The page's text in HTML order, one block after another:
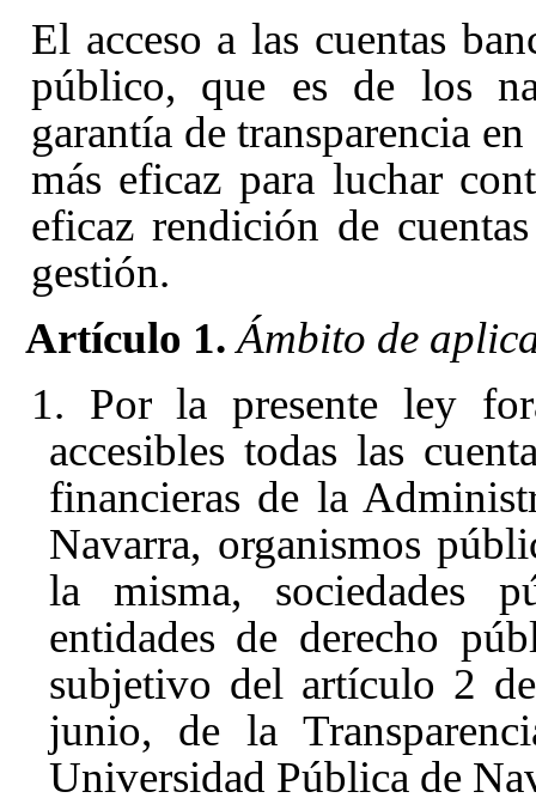
El acceso a las cuentas
público, que es de los
garantía de transparencia
más eficaz para luchar
eficaz rendición de
gestión.
Artículo 1. Ámbito de
1. Por la presente ley
accesibles todas las
financieras de la
Navarra, organismos
la misma, sociedades
entidades de derecho
subjetivo del artículo 2
junio, de la
Universidad Pública de